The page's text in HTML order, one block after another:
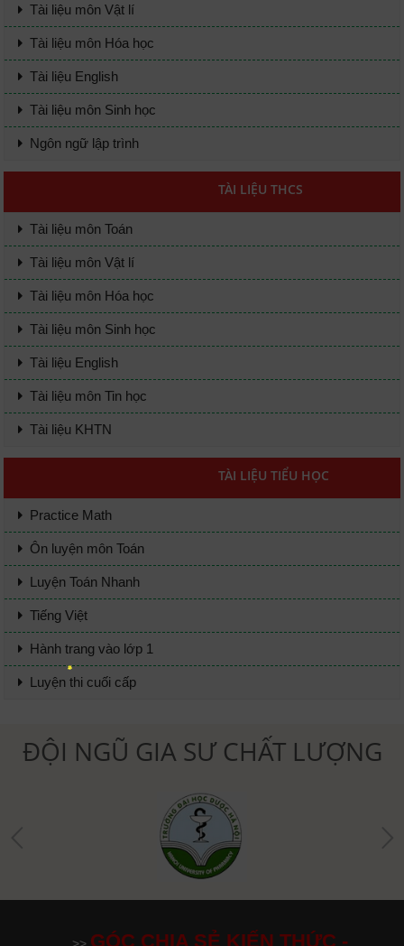
Tài liệu môn Vật lí
Tài liệu môn Hóa học
Tài liệu English
Tài liệu môn Sinh học
Ngôn ngữ lập trình
TÀI LIỆU THCS
Tài liệu môn Toán
Tài liệu môn Vật lí
Tài liệu môn Hóa học
Tài liệu môn Sinh học
Tài liệu English
Tài liệu môn Tin học
Tài liệu KHTN
TÀI LIỆU TIỂU HỌC
Practice Math
Ôn luyện môn Toán
Luyện Toán Nhanh
Tiếng Việt
Hành trang vào lớp 1
Luyện thi cuối cấp
ĐỘI NGŨ GIA SƯ CHẤT LƯỢNG
>> GÓC CHIA SẺ KIẾN THỨC -